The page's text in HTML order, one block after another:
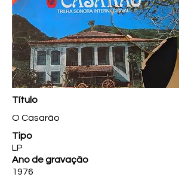
Título
O Casarão
Tipo
LP
Ano de gravação
1976